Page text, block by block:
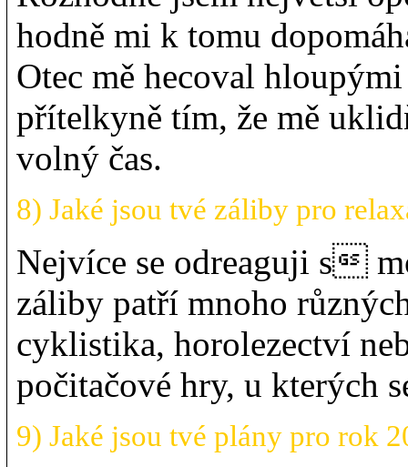
hodně mi k tomu
Otec mě hecoval
přítelkyně tím, že mě
volný čas.
8) Jaké jsou tvé záliby pro
Nejvíce se odreaguji s
záliby patří mnoho
cyklistika, horolezectví
počitačové hry, u kterých
9) Jaké jsou tvé plány pro rok